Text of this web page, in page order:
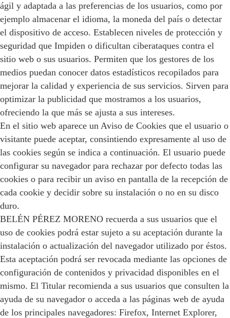
ágil y adaptada a las preferencias de los usuarios, como por
ejemplo almacenar el idioma, la moneda del país o detectar
el dispositivo de acceso. Establecen niveles de protección y
seguridad que Impiden o dificultan ciberataques contra el
sitio web o sus usuarios. Permiten que los gestores de los
medios puedan conocer datos estadísticos recopilados para
mejorar la calidad y experiencia de sus servicios. Sirven para
optimizar la publicidad que mostramos a los usuarios,
ofreciendo la que más se ajusta a sus intereses.
En el sitio web aparece un Aviso de Cookies que el usuario o
visitante puede aceptar, consintiendo expresamente al uso de
las cookies según se indica a continuación. El usuario puede
configurar su navegador para rechazar por defecto todas las
cookies o para recibir un aviso en pantalla de la recepción de
cada cookie y decidir sobre su instalación o no en su disco
duro.
BELÉN PÉREZ MORENO recuerda a sus usuarios que el
uso de cookies podrá estar sujeto a su aceptación durante la
instalación o actualización del navegador utilizado por éstos.
Esta aceptación podrá ser revocada mediante las opciones de
configuración de contenidos y privacidad disponibles en el
mismo. El Titular recomienda a sus usuarios que consulten la
ayuda de su navegador o acceda a las páginas web de ayuda
de los principales navegadores: Firefox, Internet Explorer,